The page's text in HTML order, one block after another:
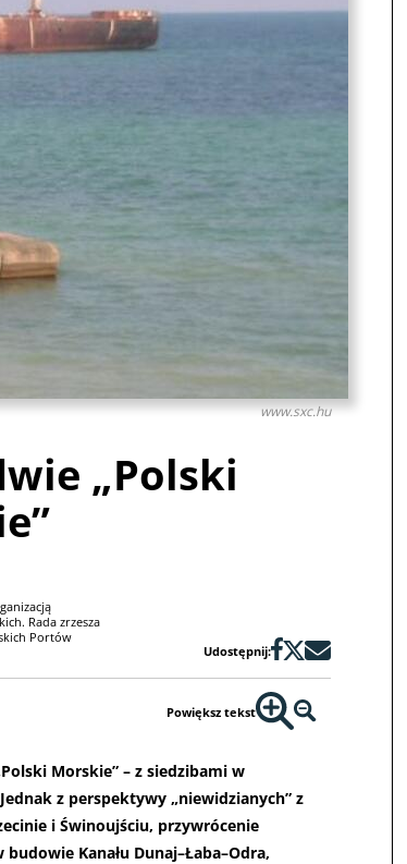
www.sxc.hu
„Polski
Rada zrzesza
Portów
Udostępnij:
Powiększ tekst
Morskie” – z siedzibami w
z perspektywy „niewidzianych” z
i Świnoujściu, przywrócenie
Kanału Dunaj–Łaba–Odra,